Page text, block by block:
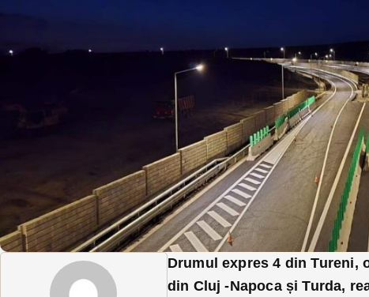
Drumul expres 4 din Tureni,
din Cluj -Napoca și Turda,